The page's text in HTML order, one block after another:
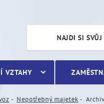
NAJDI SI SVŮJ
VZTAHY
Nepotřebný majetek